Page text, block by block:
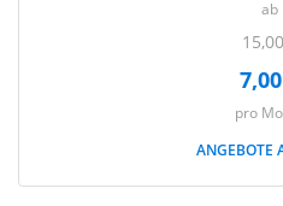
ab
pro
ANGEBOTE